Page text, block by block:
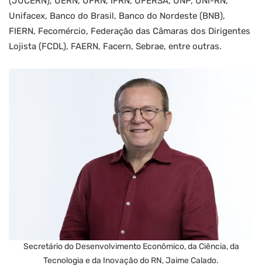
Unifacex, Banco do Brasil, Banco do Nordeste (BNB),
FIERN, Fecomércio, Federação das Câmaras dos Dirigentes
Lojista (FCDL), FAERN, Facern, Sebrae, entre outras.
Secretário do Desenvolvimento Econômico, da Ciência, da
Tecnologia e da Inovação do RN, Jaime Calado.